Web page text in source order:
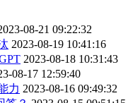
08-21 09:22:32
2023-08-19 10:41:16
2023-08-18 10:31:43
08-17 12:59:40
力 2023-08-16 09:49:32